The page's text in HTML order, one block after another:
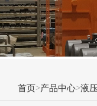
首页>产品中心>液